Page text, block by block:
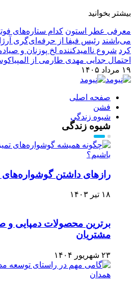
بیشتر بخوانید
معرفی عطر استون کدام ستاره‌های
می‌باشند رئیس فیفا از حرفه‌ای‌گری
کرد شروع ناامیدکننده لخ پوزنان و
احتمال جدایی مهدی طارمی از
۱۹ مرداد ۱۴۰۵
صفحه اصلی
فشن
شیوه زندگی
شیوه زندگی
رازهای داشتن
۱۸ تیر ۱۴۰۳
برترین محصولات دمپایی و
مشتریان
۲۳ شهریور ۱۴۰۴